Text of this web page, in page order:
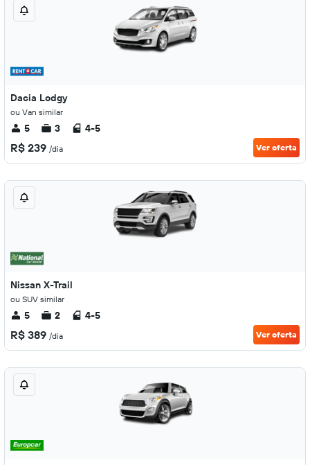
Dacia Lodgy
ou Van similar
5 3 4-5
R$ 239 /dia Ver oferta
Nissan X-Trail
ou SUV similar
5 2 4-5
R$ 389 /dia Ver oferta